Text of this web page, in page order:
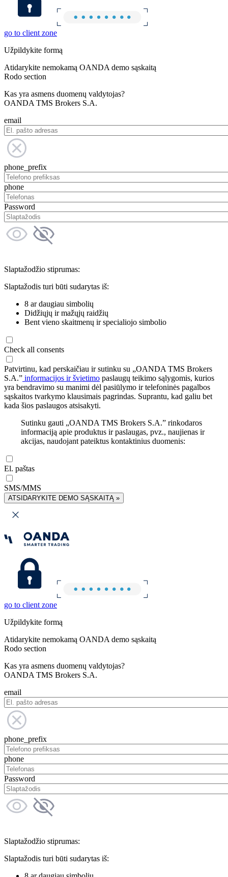
go to client zone
Užpildykite formą
Atidarykite nemokamą OANDA demo sąskaitą
Rodo section
Kas yra asmens duomenų valdytojas?
OANDA TMS Brokers S.A.
email
phone_prefix
phone
Password
Slaptažodžio stiprumas:
Slaptažodis turi būti sudarytas iš:
8 ar daugiau simbolių
Didžiųjų ir mažųjų raidžių
Bent vieno skaitmenų ir specialiojo simbolio
Check all consents
Patvirtinu, kad perskaičiau ir sutinku su „OANDA TMS Brokers
S.A.” informacijos ir švietimo paslaugų teikimo sąlygomis, kurios
yra bendravimo su manimi dėl pasiūlymo ir telefoninės pagalbos
sąskaitos tvarkymo klausimais pagrindas. Suprantu, kad galiu bet
kada šios paslaugos atsisakyti.
Sutinku gauti „OANDA TMS Brokers S.A.” rinkodaros
informaciją apie produktus ir paslaugas, pvz., naujienas ir
akcijas, naudojant pateiktus kontaktinius duomenis:
El. paštas
SMS/MMS
ATSIDARYKITE DEMO SĄSKAITĄ »
go to client zone
Užpildykite formą
Atidarykite nemokamą OANDA demo sąskaitą
Rodo section
Kas yra asmens duomenų valdytojas?
OANDA TMS Brokers S.A.
email
phone_prefix
phone
Password
Slaptažodžio stiprumas:
Slaptažodis turi būti sudarytas iš: